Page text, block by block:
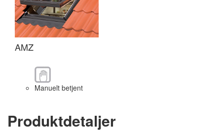
AMZ
Manuelt betjent
Produktdetaljer